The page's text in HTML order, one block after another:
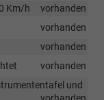
Km/h
vorhanden
vorhanden
vorhanden
vorhanden
und
vorhanden